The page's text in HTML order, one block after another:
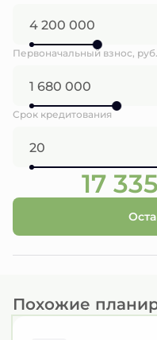
Первоначальный взнос, руб.
Срок кредитования
17
Похожие